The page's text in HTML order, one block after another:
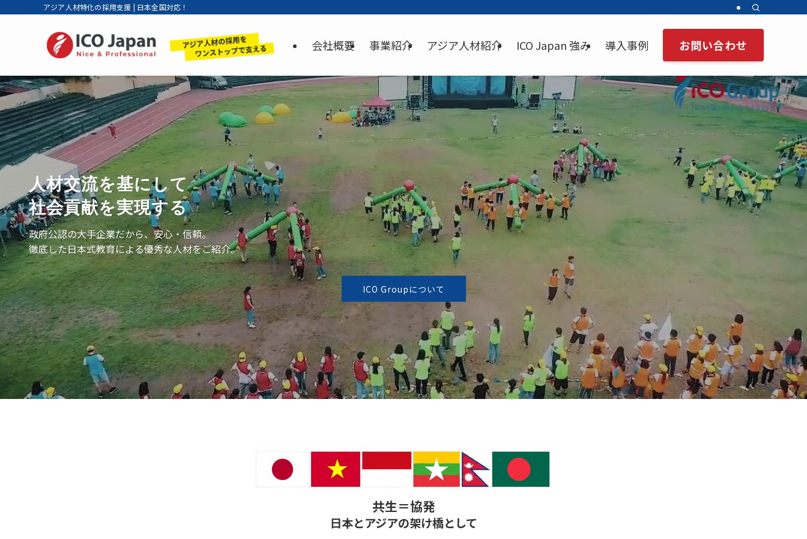
アジア人材特化の採用支援 | 日本全国対応！
会社概要 事業紹介 アジア人材紹介 ICO Japan 強み 導入事例 お問い合わせ
人材交流を基にして
社会貢献を実現する
政府公認の大手企業だから、安心・信頼。
徹底した日本式教育による優秀な人材をご紹介。
ICO Groupについて
共生＝協発
日本とアジアの架け橋として